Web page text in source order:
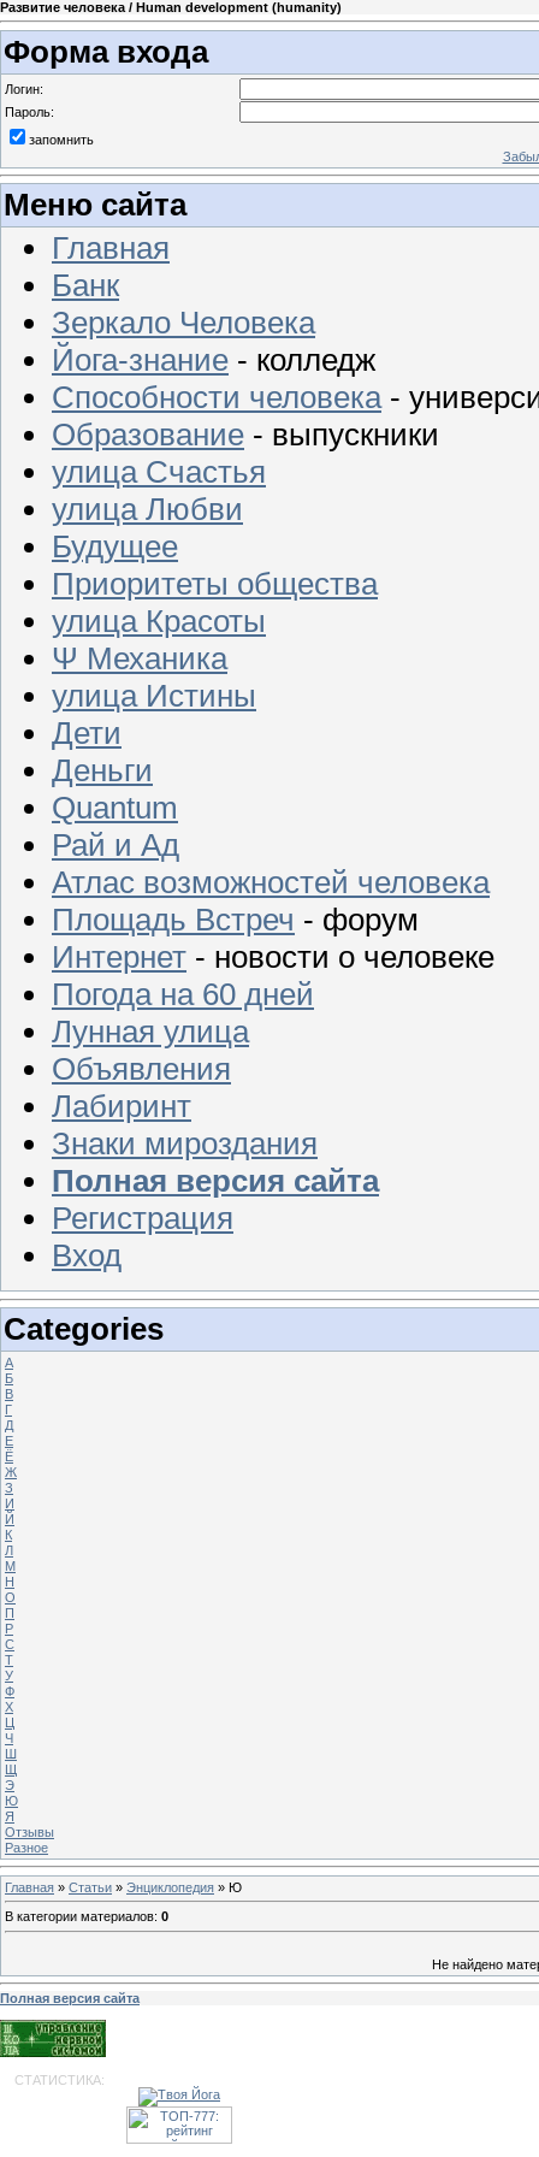
Развитие человека / Human development (humanity)
Форма входа
Логин:
Пароль:
запомнить
Меню сайта
Главная
Банк
Зеркало Человека
Йога-знание - колледж
Способности человека-
Образование - выпускники
улица Счастья
улица Любви
Будущее
Приоритеты общества
улица Красоты
Ψ Механика
улица Истины
Дети
Деньги
Quantum
Рай и Ад
Атлас возможностей человека
Площадь Встреч - форум
Интернет - новости о человеке
Погода на 60 дней
Лунная улица
Объявления
Лабиринт
Знаки мироздания
Полная версия сайта
Регистрация
Вход
Categories
А
Б
В
Г
Д
Е
Ё
Ж
З
И
Й
К
Л
М
Н
О
П
Р
С
Т
У
Ф
Х
Ц
Ч
Ш
Щ
Э
Ю
Я
Отзывы
Разное
Главная » Статьи » Энциклопедия » Ю
В категории материалов: 0
Не найдено
Полная версия сайта
СТАТИСТИКА: